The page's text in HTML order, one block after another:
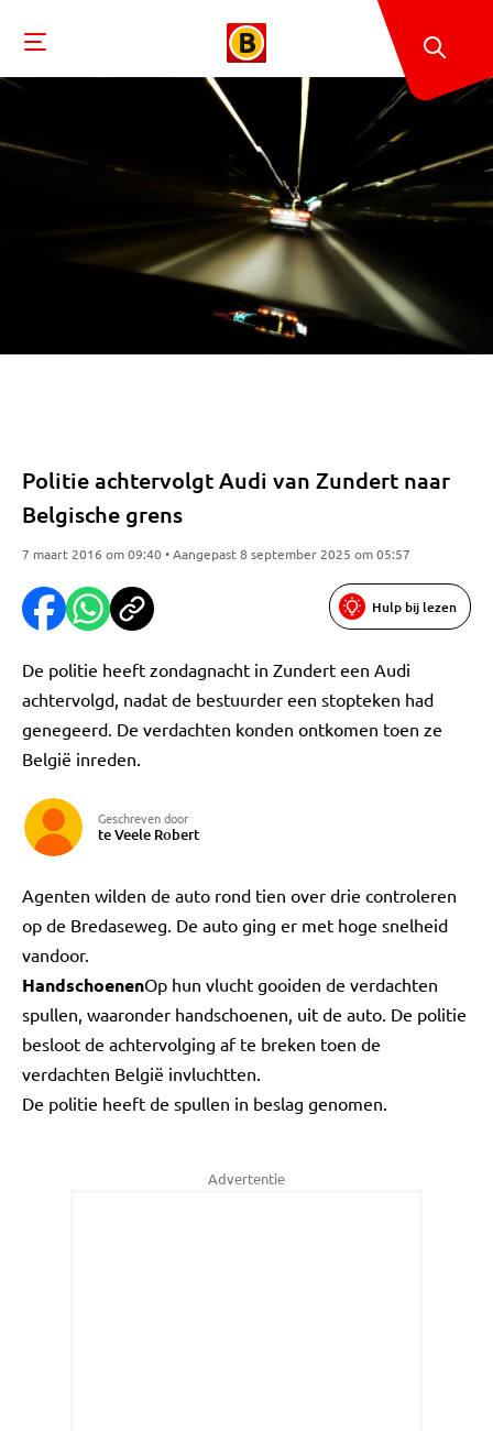
Politie achtervolgt Audi van Zundert naar
Belgische grens
7 maart 2016 om 09:40 • Aangepast 8 september 2025 om 05:57
Hulp bij lezen
De politie heeft zondagnacht in Zundert een Audi
achtervolgd, nadat de bestuurder een stopteken had
genegeerd. De verdachten konden ontkomen toen ze
België inreden.
Geschreven door
te Veele Robert
Agenten wilden de auto rond tien over drie controleren
op de Bredaseweg. De auto ging er met hoge snelheid
vandoor.
HandschoenenOp hun vlucht gooiden de verdachten
spullen, waaronder handschoenen, uit de auto. De politie
besloot de achtervolging af te breken toen de
verdachten België invluchtten.
De politie heeft de spullen in beslag genomen.
Advertentie